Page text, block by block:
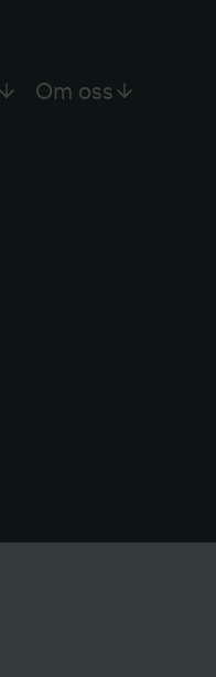
Om oss